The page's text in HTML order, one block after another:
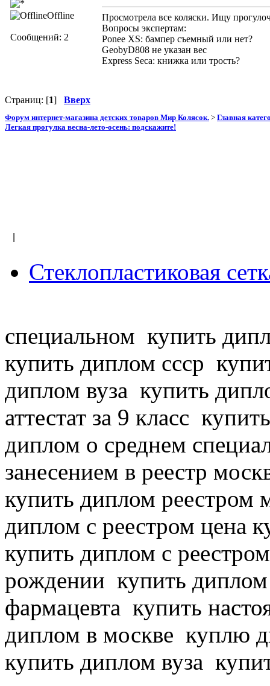
Offline
Сообщений: 2
Просмотрела все коляски. Ищу
Вопросы экспертам:
Ponee XS: бампер съемный или нет?
GeobyD808 не указан вес
Express Seca: книжка или трость?
Страниц: [1] Вверх
Форум интернет-магазина детских товаров Мир Колясок. > Главная
Легкая прогулка весна-лето-осень: подскажите!
Стеклопластиковая
специальном купить
купить диплом ссср
диплом вуза купить
аттестат за 9 класс
диплом о среднем
занесением в реестр
купить диплом реестром
диплом с реестром цена
купить диплом с
рождении купить
фармацевта купить
диплом в москве куплю
купить диплом вуза